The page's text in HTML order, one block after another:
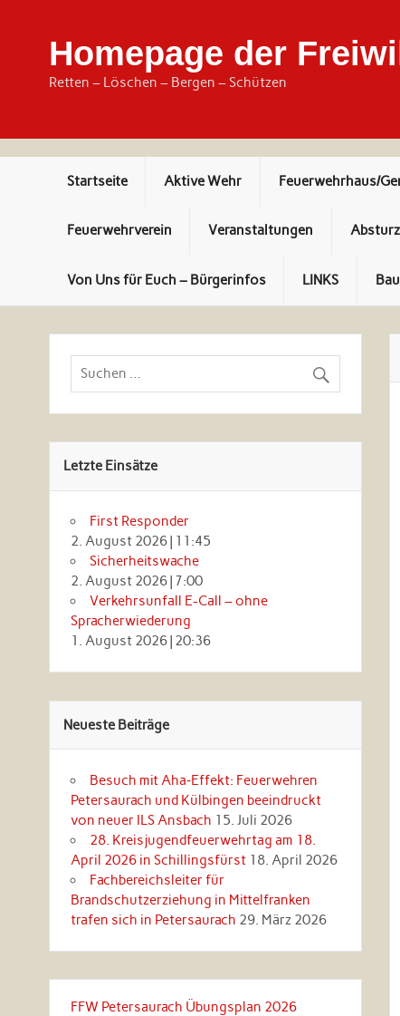
Homepage der
Retten – Löschen – Bergen – Schützen
Startseite Aktive Wehr Feuerwehrhaus/
Feuerwehrverein Veranstaltungen
Von Uns für Euch – Bürgerinfos LINKS
Letzte Einsätze
First Responder
2. August 2026| 11:45
Sicherheitswache
2. August 2026| 7:00
Verkehrsunfall E-Call – ohne
Spracherwiederung
1. August 2026| 20:36
Neueste Beiträge
Besuch mit Aha‑Effekt: Feuerwehren
Petersaurach und Külbingen beeindruckt
von neuer ILS Ansbach 15. Juli 2026
28. Kreisjugendfeuerwehrtag am 18.
April 2026 in Schillingsfürst 18. April 2026
Fachbereichsleiter für
Brandschutzerziehung in Mittelfranken
trafen sich in Petersaurach 29. März 2026
FFW Petersaurach Übungsplan 2026